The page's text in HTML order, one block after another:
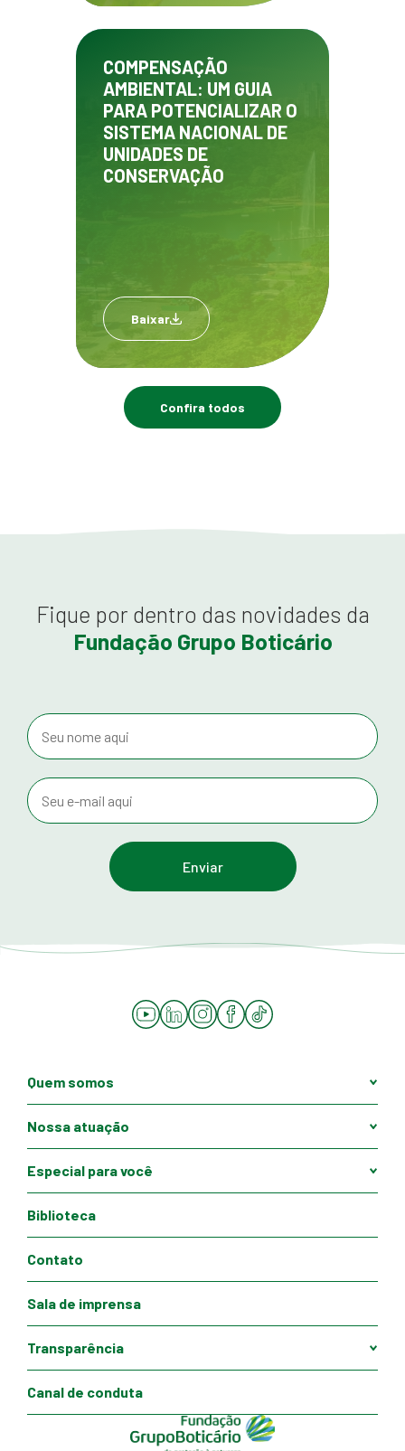
COMPENSAÇÃO
AMBIENTAL: UM GUIA
PARA POTENCIALIZAR O
SISTEMA NACIONAL DE
UNIDADES DE
CONSERVAÇÃO
Baixar
Confira todos
Fique por dentro das novidades da
Fundação Grupo Boticário
YouTube
LinkedInInstagramFacebook
Tiktok
Quem somos
Nossa atuação
Especial para você
Biblioteca
Contato
Sala de imprensa
Transparência
Canal de conduta